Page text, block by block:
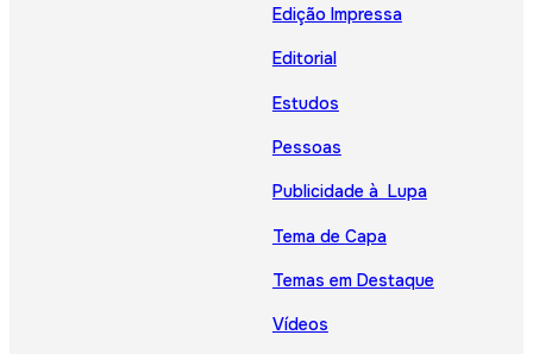
Edição Impressa
Editorial
Estudos
Pessoas
Publicidade à Lupa
Tema de Capa
Temas em Destaque
Vídeos